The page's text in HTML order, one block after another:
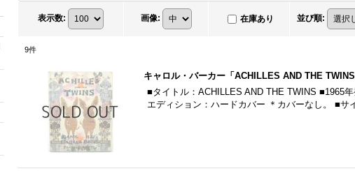
表示数: 画像: 在庫あり 並び順:
9件
キャロル・バーカー「ACHILLES AND THE
■タイトル：ACHILLES AND THE TWINS ■1965
エディション：ハードカバー ＊カバーなし。 ■